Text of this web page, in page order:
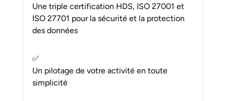
Une triple certification HDS, ISO 27001 et
ISO 27701 pour la sécurité et la protection
des données
✅
Un pilotage de votre activité en toute
simplicité